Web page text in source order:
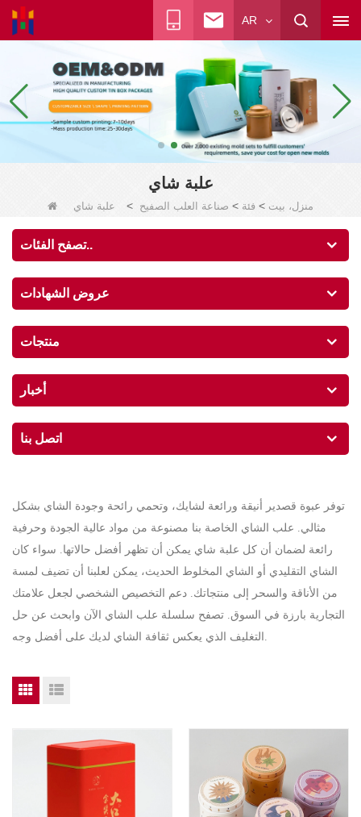
AR
علبة شاي
منزل، بيت > فئة > صناعة العلب الصفيح > علبة شاي
تصفح الفئات..
عروض الشهادات
منتجات
أخبار
اتصل بنا
توفر عبوة قصدير أنيقة ورائعة لشايك، وتحمي رائحة وجودة الشاي بشكل
مثالي. علب الشاي الخاصة بنا مصنوعة من مواد عالية الجودة وحرفية
رائعة لضمان أن كل علبة شاي يمكن أن تظهر أفضل حالاتها. سواء كان
الشاي التقليدي أو الشاي المخلوط الحديث، يمكن لعلبنا أن تضيف لمسة
من الأناقة والسحر إلى منتجاتك. دعم التخصيص الشخصي لجعل علامتك
التجارية بارزة في السوق. تصفح سلسلة علب الشاي الآن وابحث عن حل
التغليف الذي يعكس ثقافة الشاي لديك على أفضل وجه.